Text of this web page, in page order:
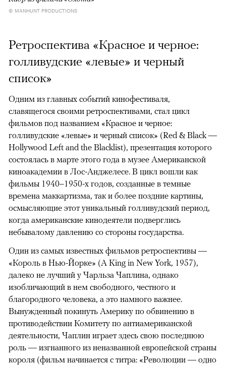
© MANHUNT PRODUCTIONS
Ретроспектива «Красное и черное:
голливудские «левые» и черный
список»
Одним из главных событий кинофестиваля,
славящегося своими ретроспективами, стал цикл
фильмов под названием «Красное и черное:
голливудские «левые» и черный список» (Red & Black —
Hollywood Left and the Blacklist), презентация которого
состоялась в марте этого года в музее Американской
киноакадемии в Лос-Анджелесе. В цикл вошли как
фильмы 1940–1950-х годов, созданные в темные
времена маккартизма, так и более поздние картины,
осмысляющие этот уникальный голливудский период,
когда американские кинодеятели подверглись
небывалому давлению со стороны государства.
Один из самых известных фильмов ретроспективы —
«Король в Нью-Йорке» (A King in New York, 1957),
далеко не лучший у Чарльза Чаплина, однако
изобличающий в нем свободного, честного и
благородного человека, а это намного важнее.
Вынужденный покинуть Америку по обвинению в
противодействии Комитету по антиамериканской
деятельности, Чаплин играет здесь свою последнюю
роль — изгнанного из неназванной европейской страны
короля (фильм начинается с титра: «Революции — одно